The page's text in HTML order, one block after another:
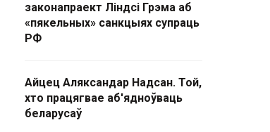
законапраект Ліндсі Грэма аб
«пякельных» санкцыях супраць
РФ
Айцец Аляксандар Надсан. Той,
хто працягвае аб'ядноўваць
беларусаў